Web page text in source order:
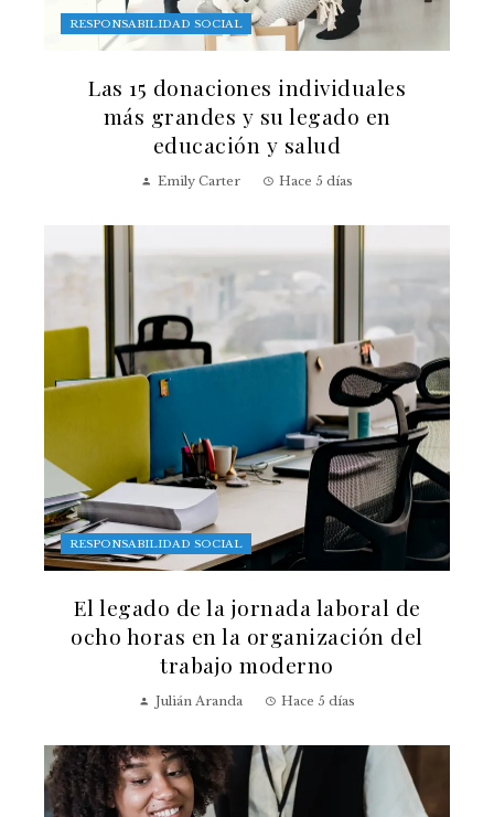
RESPONSABILIDAD SOCIAL
Las 15 donaciones individuales
más grandes y su legado en
educación y salud
Emily Carter Hace 5 días
RESPONSABILIDAD SOCIAL
El legado de la jornada laboral de
ocho horas en la organización del
trabajo moderno
Julián Aranda Hace 5 días